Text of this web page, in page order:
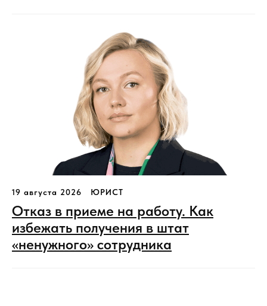
19 августа 2026 ЮРИСТ
Отказ в приеме на работу. Как
избежать получения в штат
«ненужного» сотрудника